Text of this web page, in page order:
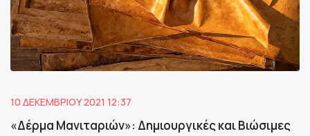
10 ΔΕΚΕΜΒΡΊΟΥ 2021 12:37
«Δέρμα Μανιταριών»: Δημιουργικές και Βιώσιμες